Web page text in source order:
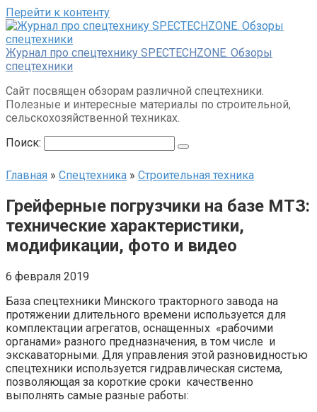
Перейти к контенту
Журнал про спецтехнику SPECTECHZONE. Обзоры
спецтехники
Сайт посвящен обзорам различной спецтехники.
Полезные и интересные материалы по строительной,
сельскохозяйственной техниках.
Поиск:
Главная » Спецтехника » Строительная техника
Грейферные погрузчики на базе МТЗ:
технические характеристики,
модификации, фото и видео
6 февраля 2019
База спецтехники Минского тракторного завода на
протяжении длительного времени используется для
комплектации агрегатов, оснащенных «рабочими
органами» разного предназначения, в том числе и
экскаваторными. Для управления этой разновидностью
спецтехники используется гидравлическая система,
позволяющая за короткие сроки качественно
выполнять самые разные работы: